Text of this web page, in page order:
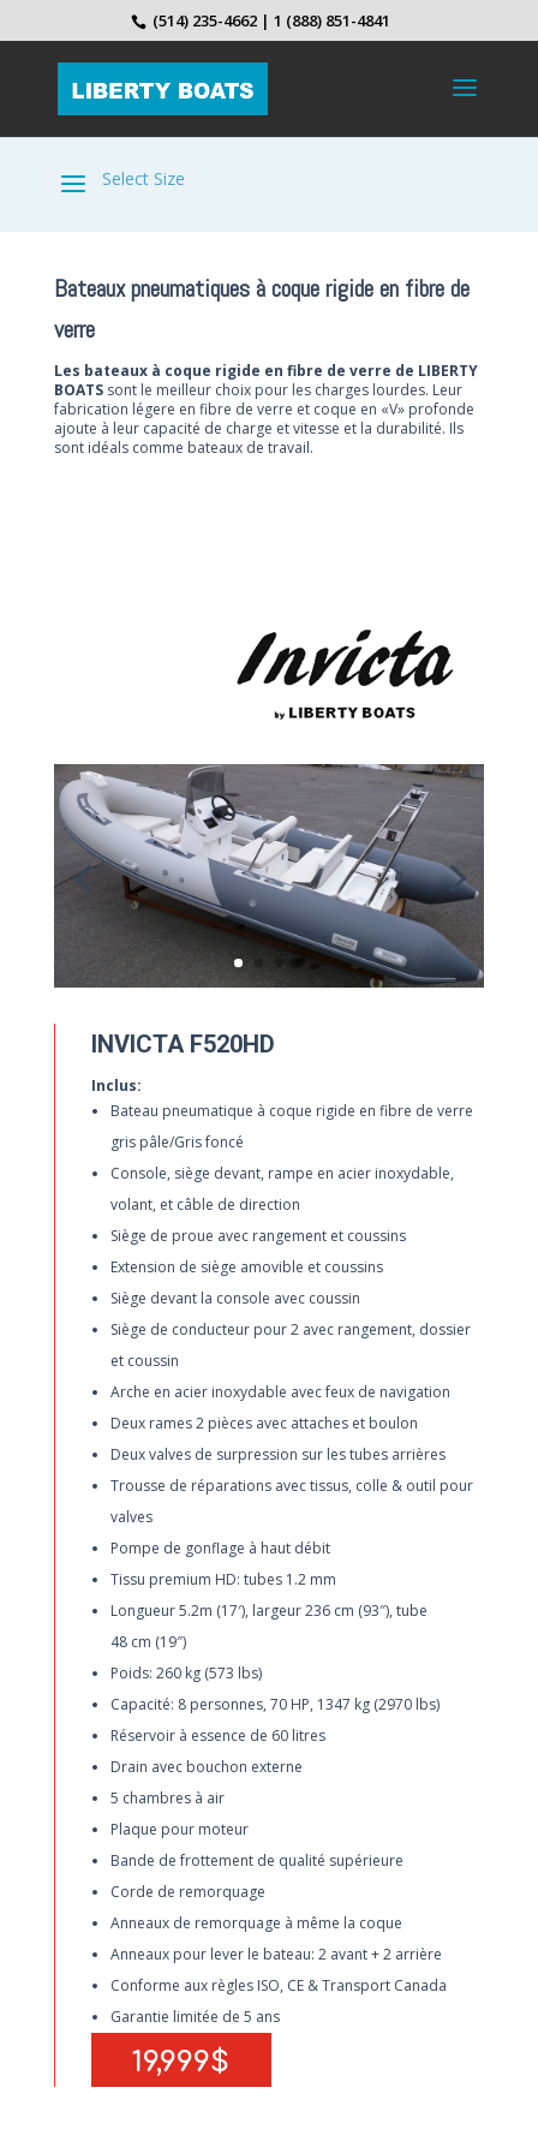
(514) 235-4662 | 1 (888) 851-4841
Bateaux pneumatiques à coque rigide en fibre de
verre
Les bateaux à coque rigide en fibre de verre de LIBERTY
BOATSsont le meilleur choix pour les charges lourdes. Leur
fabrication légere en fibre de verre et coque en «V» profonde
ajoute à leur capacité de charge et vitesse et la durabilité. Ils
sont idéals comme bateaux de travail.
INVICTA F520HD
Inclus:
Bateau pneumatique à coque rigide en fibre de verre
gris pâle/Gris foncé
Console, siège devant, rampe en acier inoxydable,
volant, et câble de direction
Siège de proue avec rangement et coussins
Extension de siège amovible et coussins
Siège devant la console avec coussin
Siège de conducteur pour 2 avec rangement, dossier
et coussin
Arche en acier inoxydable avec feux de navigation
Deux rames 2 pièces avec attaches et boulon
Deux valves de surpression sur les tubes arrières
Trousse de réparations avec tissus, colle & outil pour
valves
Pompe de gonflage à haut débit
Tissu premium HD: tubes 1.2 mm
Longueur 5.2m (17′), largeur 236 cm (93″), tube
48 cm (19″)
Poids: 260 kg (573 lbs)
Capacité: 8 personnes, 70 HP, 1347 kg (2970 lbs)
Réservoir à essence de 60 litres
Drain avec bouchon externe
5 chambres à air
Plaque pour moteur
Bande de frottement de qualité supérieure
Corde de remorquage
Anneaux de remorquage à même la coque
Anneaux pour lever le bateau: 2 avant + 2 arrière
Conforme aux règles ISO, CE & Transport Canada
Garantie limitée de 5 ans
19,999$